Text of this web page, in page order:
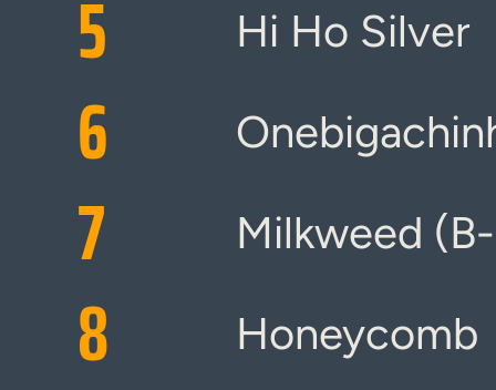
5 Hi Ho Silver
6
7 Milkweed
8 Honeycomb